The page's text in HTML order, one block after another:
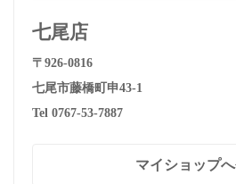
七尾店
〒926-0816
七尾市藤橋町申43-1
Tel 0767-53-7887
マイショップ